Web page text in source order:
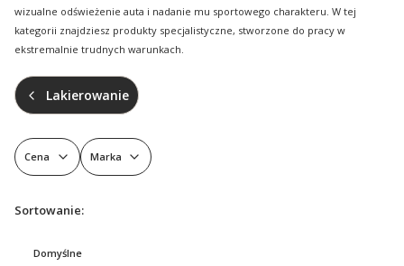
wizualne odświeżenie auta i nadanie mu sportowego charakteru. W tej
kategorii znajdziesz produkty specjalistyczne, stworzone do pracy w
ekstremalnie trudnych warunkach.
Lakierowanie
Cena Marka
Lista produktów
Sortowanie:
Domyślne